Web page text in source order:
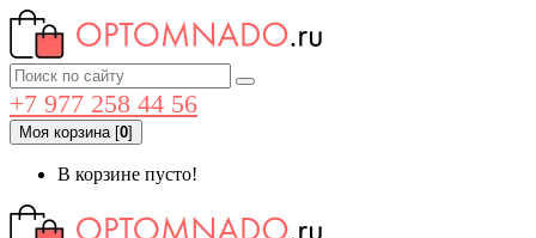
+7 977 258 44 56
Моя корзина[0]
В корзине пусто!